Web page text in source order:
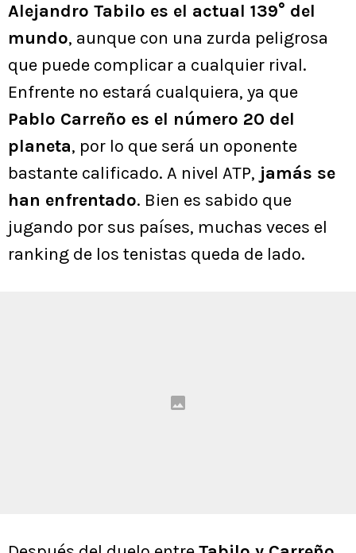
Alejandro Tabilo es el actual 139° del
mundo, aunque con una zurda peligrosa
que puede complicar a cualquier rival.
Enfrente no estará cualquiera, ya que
Pablo Carreño es el número 20 del
planeta, por lo que será un oponente
bastante calificado. A nivel ATP, jamás se
han enfrentado. Bien es sabido que
jugando por sus países, muchas veces el
ranking de los tenistas queda de lado.